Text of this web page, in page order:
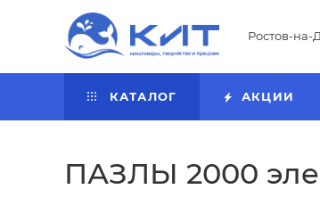
Ростов-на-
КАТАЛОГ АКЦИИ
ПАЗЛЫ 2000